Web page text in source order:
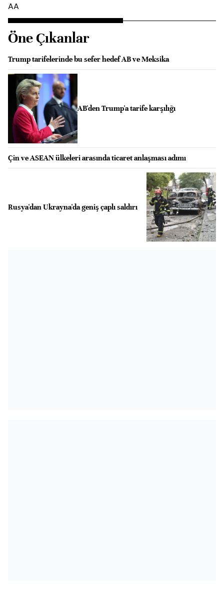
AA
Öne Çıkanlar
Trump tarifelerinde bu sefer hedef AB ve Meksika
AB'den Trump'a tarife karşılığı
Çin ve ASEAN ülkeleri arasında ticaret anlaşması adımı
Rusya'dan Ukrayna'da geniş çaplı saldırı